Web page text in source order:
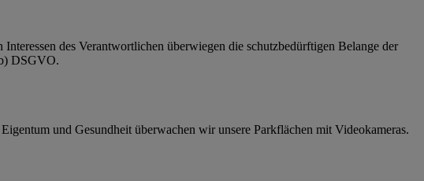
des Verantwortlichen überwiegen die schutzbedürftigen Belange der
DSGVO.
und Gesundheit überwachen wir unsere Parkflächen mit Videokameras.